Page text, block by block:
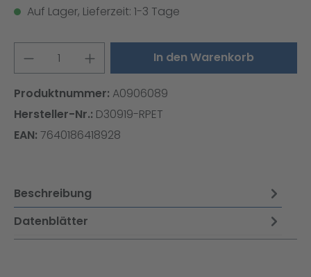
Auf Lager, Lieferzeit: 1-3 Tage
Produkt Anzahl: Gib denIn den Warenkorb
Produktnummer: A0906089
Hersteller-Nr.: D30919-RPET
EAN: 7640186418928
Beschreibung
Datenblätter